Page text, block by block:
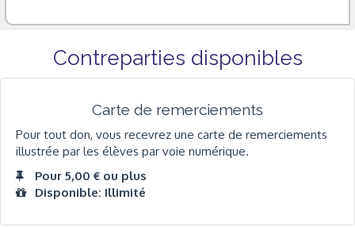
Contreparties disponibles
Carte de remerciements
Pour tout don, vous recevrez une carte de remerciements
illustrée par les élèves par voie numérique.
Pour 5,00 € ou plus
Disponible: Illimité